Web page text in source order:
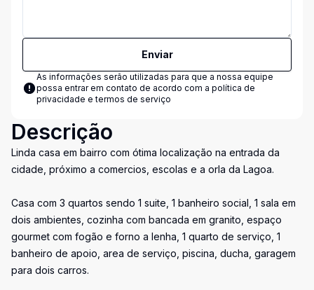
Enviar
As informações serão utilizadas para que a nossa equipe
possa entrar em contato de acordo com a política de
privacidade e termos de serviço
Descrição
Linda casa em bairro com ótima localização na entrada da
cidade, próximo a comercios, escolas e a orla da Lagoa.
Casa com 3 quartos sendo 1 suite, 1 banheiro social, 1 sala em
dois ambientes, cozinha com bancada em granito, espaço
gourmet com fogão e forno a lenha, 1 quarto de serviço, 1
banheiro de apoio, area de serviço, piscina, ducha, garagem
para dois carros.